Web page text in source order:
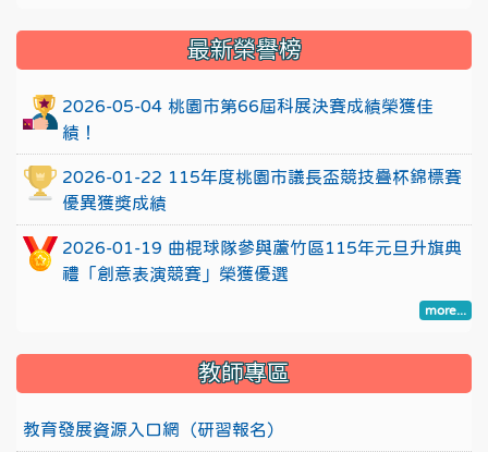
::: 最新榮譽榜
2026-05-04 桃園市第66屆科展決賽成績榮獲佳
績！
2026-01-22 115年度桃園市議長盃競技疊杯錦標賽
優異獲獎成績
2026-01-19 曲棍球隊參與蘆竹區115年元旦升旗典
禮「創意表演競賽」榮獲優選
more...
教師專區
教育發展資源入口網（研習報名）